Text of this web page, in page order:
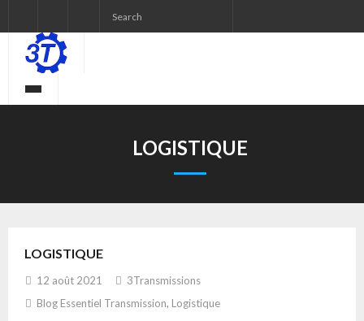
LOGISTIQUE
LOGISTIQUE
12 août 2021
3Transmissions
Blog Essentiel Transmission, Logistique